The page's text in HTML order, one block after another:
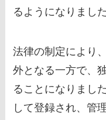
るようになりました
法律の制定により
外となる一方で、
ることになりまし
して登録され、管